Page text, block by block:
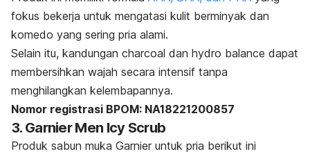
fokus bekerja untuk mengatasi kulit berminyak dan
komedo yang sering pria alami.
Selain itu, kandungan charcoal dan hydro balance dapat
membersihkan wajah secara intensif tanpa
menghilangkan kelembapannya.
Nomor registrasi BPOM: NA18221200857
3. Garnier Men Icy Scrub
Produk sabun muka Garnier untuk pria berikut ini